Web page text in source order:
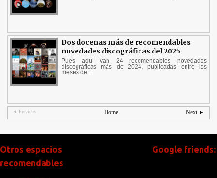
Dos docenas más de recomendables
novedades discográficas del 2025
Pues aquí van 24 recomendables novedades
discográficas más de 2024, publicadas entre los
meses de...
◄ Previous Next ►
Home
Otros espacios
recomendables
Google friends: